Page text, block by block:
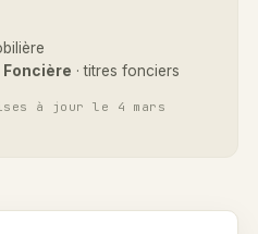
Foncière · titres fonciers
à jour le 4 mars